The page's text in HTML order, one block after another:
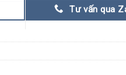
Tư vấn qua